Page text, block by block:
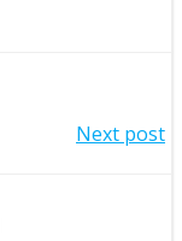
Next post